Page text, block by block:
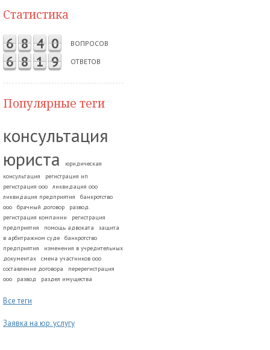
Статистика
6 8 4 0 ВОПРОСОВ
6 8 1 9 ОТВЕТОВ
Популярные теги
консультация
юриста
юридическая
консультация
регистрация ип
регистрация ооо
ликвидация ооо
ликвидация предприятия
банкротство
ооо
брачный договор
развод.
регистрация компании
регистрация
предприятия
помощь адвоката
защита
в арбитражном суде
банкротство
предприятия
изменения в учредительных
документах
смена участников ооо
составление договора
перерегистрация
ооо
развод раздел имущества
Все теги
Заявка на юр. услугу